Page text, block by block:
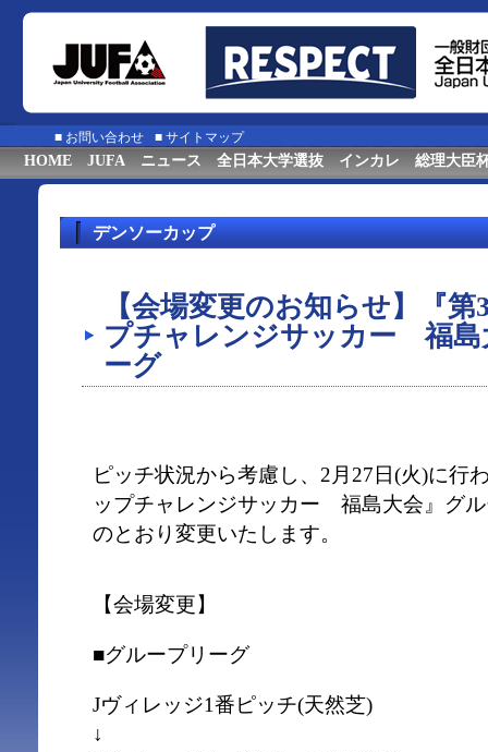
■ お問い合わせ ■ サイトマップ
HOME JUFA ニュース 全日本大学選抜 インカレ 総理大臣
デンソーカップ
【会場変更のお知らせ】『
プチャレンジサッカー 福島
ーグ
ピッチ状況から考慮し、2月27日(火)に行
ップチャレンジサッカー 福島大会』グ
のとおり変更いたします。
【会場変更】
■グループリーグ
Jヴィレッジ1番ピッチ(天然芝)
↓